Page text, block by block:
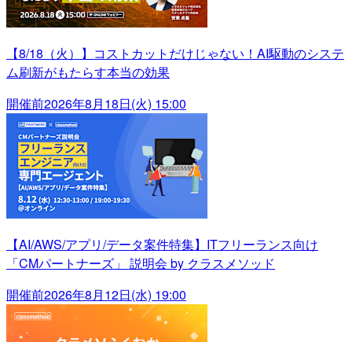
【8/18（火）】コストカットだけじゃない！AI駆動のシステ
ム刷新がもたらす本当の効果
開催前2026年8月18日(火) 15:00
【AI/AWS/アプリ/データ案件特集】ITフリーランス向け
「CMパートナーズ」 説明会 by クラスメソッド
開催前2026年8月12日(水) 19:00